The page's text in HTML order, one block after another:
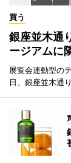
買う
銀座並木通
ージアムに
展覧会連動型の
日、銀座並木通